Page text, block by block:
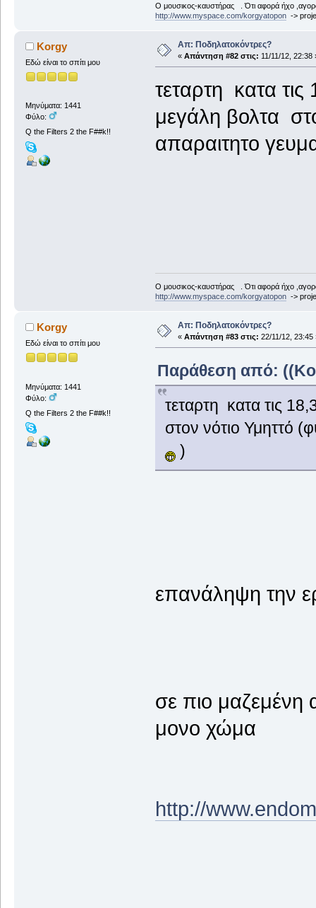
Ο μουσικος-καυστήρας . Ότι αφορά ήχο
http://www.myspace.com/korgyatopon->
Korgy
Εδώ είναι το σπίτι μου
Μηνύματα: 1441
Φύλο:
Q the Filters 2 the F##k!!
Απ: Ποδηλατοκόντρες?
« Απάντηση #82 στις: 11/11/12, 22:38
τεταρτη κατα
μεγάλη βολτα
απαραιτητο
Ο μουσικος-καυστήρας . Ότι αφορά ήχο
http://www.myspace.com/korgyatopon->
Korgy
Εδώ είναι το σπίτι μου
Μηνύματα: 1441
Φύλο:
Q the Filters 2 the F##k!!
Απ: Ποδηλατοκόντρες?
« Απάντηση #83 στις: 22/11/12, 23:45
Παράθεση από:
τεταρτη κατα τις
στον νότιο Υμηττό
)
επανάληψη την
σε πιο μαζεμένη
μονο χώμα
http://